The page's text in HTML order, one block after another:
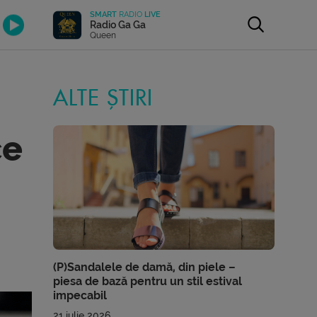
SMART RADIO LIVE
Radio Ga Ga
Queen
ALTE ȘTIRI
(P)Sandalele de damă, din piele –
piesa de bază pentru un stil estival
impecabil